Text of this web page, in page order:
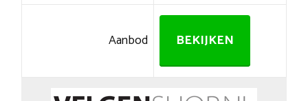
Aanbod BEKIJKEN